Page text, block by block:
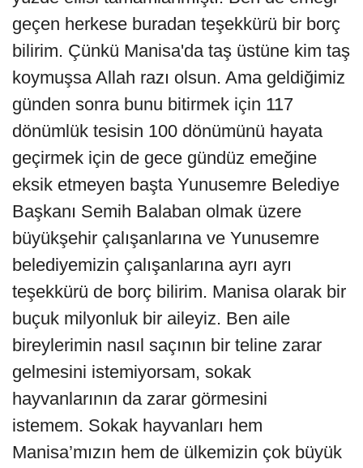
geçen herkese buradan teşekkürü bir borç
bilirim. Çünkü Manisa'da taş üstüne kim taş
koymuşsa Allah razı olsun. Ama geldiğimiz
günden sonra bunu bitirmek için 117
dönümlük tesisin 100 dönümünü hayata
geçirmek için de gece gündüz emeğine
eksik etmeyen başta Yunusemre Belediye
Başkanı Semih Balaban olmak üzere
büyükşehir çalışanlarına ve Yunusemre
belediyemizin çalışanlarına ayrı ayrı
teşekkürü de borç bilirim. Manisa olarak bir
buçuk milyonluk bir aileyiz. Ben aile
bireylerimin nasıl saçının bir teline zarar
gelmesini istemiyorsam, sokak
hayvanlarının da zarar görmesini
istemem. Sokak hayvanları hem
Manisa’mızın hem de ülkemizin çok büyük